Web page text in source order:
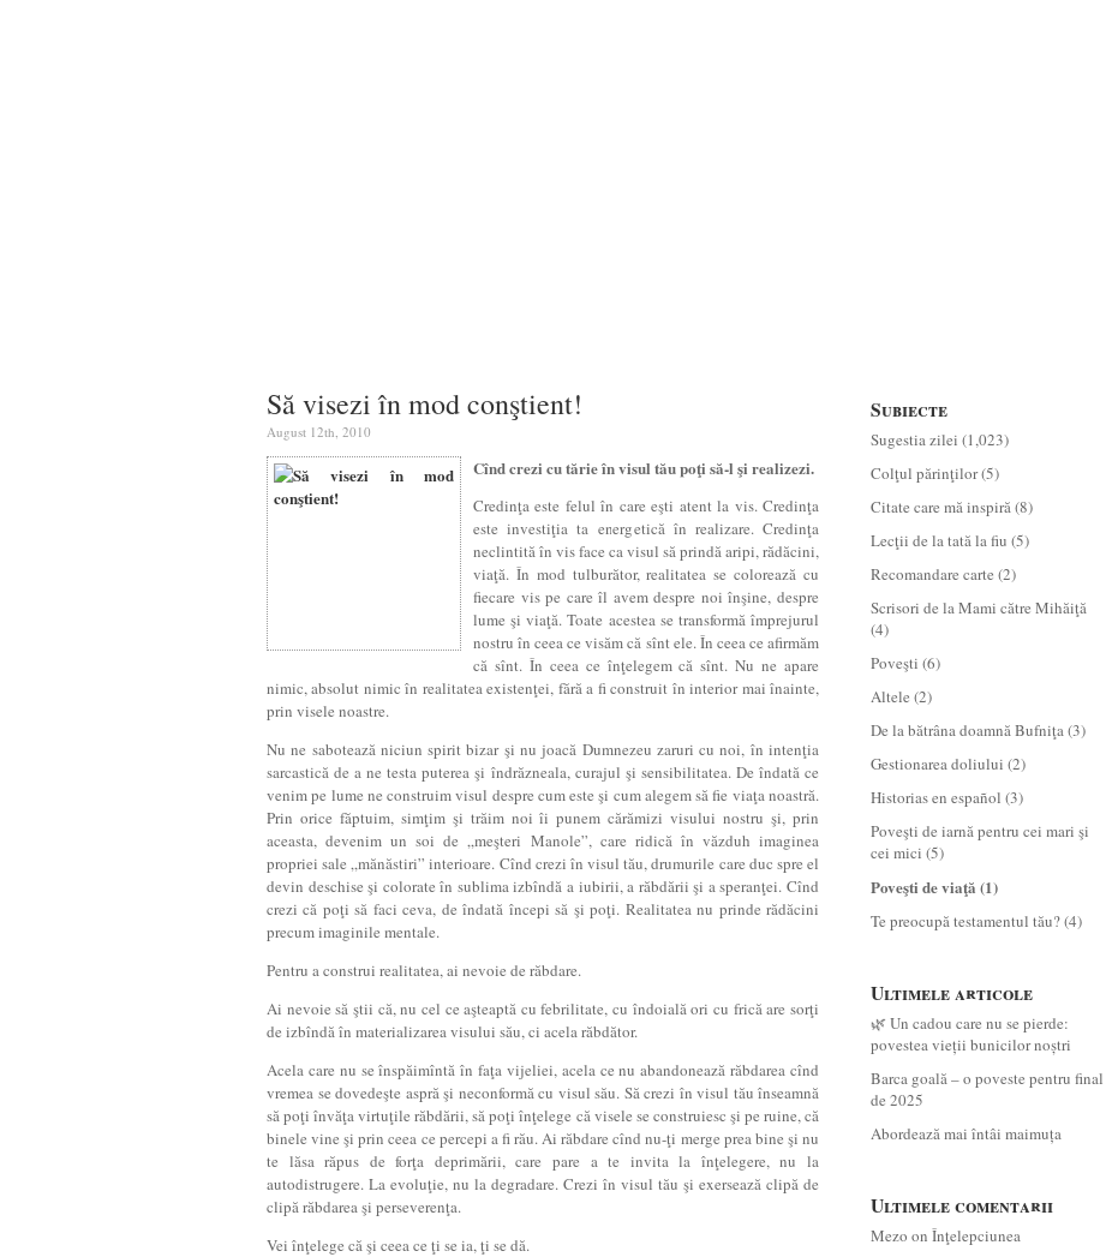
Să visezi în mod conştient!
August 12th, 2010
Cînd crezi cu tărie în visul tău poţi să-l şi realizezi.
Credinţa este felul în care eşti atent la vis. Credinţa
este investiţia ta energetică în realizare. Credinţa
neclintită în vis face ca visul să prindă aripi, rădăcini,
viaţă. În mod tulburător, realitatea se colorează cu
fiecare vis pe care îl avem despre noi înşine, despre
lume şi viaţă. Toate acestea se transformă împrejurul
nostru în ceea ce visăm că sînt ele. În ceea ce afirmăm
că sînt. În ceea ce înţelegem că sînt. Nu ne apare
nimic, absolut nimic în realitatea existenţei, fără a fi construit în interior mai înainte,
prin visele noastre.
Nu ne sabotează niciun spirit bizar şi nu joacă Dumnezeu zaruri cu noi, în intenţia
sarcastică de a ne testa puterea şi îndrăzneala, curajul şi sensibilitatea. De îndată ce
venim pe lume ne construim visul despre cum este şi cum alegem să fie viaţa noastră.
Prin orice făptuim, simţim şi trăim noi îi punem cărămizi visului nostru şi, prin
aceasta, devenim un soi de „meşteri Manole”, care ridică în văzduh imaginea
propriei sale „mănăstiri” interioare. Cînd crezi în visul tău, drumurile care duc spre el
devin deschise şi colorate în sublima izbîndă a iubirii, a răbdării şi a speranţei. Cînd
crezi că poţi să faci ceva, de îndată începi să şi poţi. Realitatea nu prinde rădăcini
precum imaginile mentale.
Pentru a construi realitatea, ai nevoie de răbdare.
Ai nevoie să ştii că, nu cel ce aşteaptă cu febrilitate, cu îndoială ori cu frică are sorţi
de iz­bîndă în materializarea visului său, ci acela răbdător.
Acela care nu se înspăimîntă în faţa vijeliei, acela ce nu abandonează răbdarea cînd
vremea se dovedeşte aspră şi neconformă cu visul său. Să crezi în visul tău înseamnă
să poţi învăţa virtuţile răbdării, să poţi înţelege că visele se construiesc şi pe ruine, că
binele vine şi prin ceea ce percepi a fi rău. Ai răbdare cînd nu-ţi merge prea bine şi nu
te lăsa răpus de forţa deprimării, care pare a te invita la înţelegere, nu la
autodistrugere. La evoluţie, nu la degradare. Crezi în visul tău şi exersează clipă de
clipă răbdarea şi perseverenţa.
Vei înţelege că şi ceea ce ţi se ia, ţi se dă.
Subiecte
Sugestia zilei (1,023)
Colţul părinţilor(5)
Citate care mă inspiră(8)
Lecţii de la tată la fiu (5)
Recomandare carte (2)
Scrisori de la Mami către Mihăiţă
(4)
Poveşti (6)
Altele (2)
De la bătrâna doamnă Bufniţa(3)
Gestionarea doliului (2)
Historias en español (3)
Poveşti de iarnă pentru cei mari şi
cei mici (5)
Poveşti de viaţă (1)
Te preocupă testamentul tău?(4)
Ultimele articole
🌿 Un cadou care nu se pierde:
povestea vieții bunicilor noștri
Barca goală – o poveste pentru final
de 2025
Abordează mai întâi maimuța
Ultimele comentarii
Mezo on Înţelepciunea